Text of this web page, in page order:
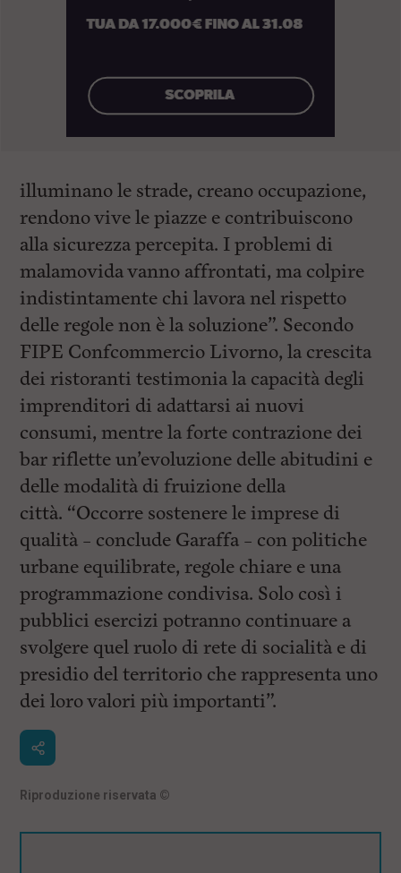
illuminano le strade, creano occupazione,
rendono vive le piazze e contribuiscono
alla sicurezza percepita. I problemi di
malamovida vanno affrontati, ma colpire
indistintamente chi lavora nel rispetto
delle regole non è la soluzione”. Secondo
FIPE Confcommercio Livorno, la crescita
dei ristoranti testimonia la capacità degli
imprenditori di adattarsi ai nuovi
consumi, mentre la forte contrazione dei
bar riflette un’evoluzione delle abitudini e
delle modalità di fruizione della
città. “Occorre sostenere le imprese di
qualità – conclude Garaffa – con politiche
urbane equilibrate, regole chiare e una
programmazione condivisa. Solo così i
pubblici esercizi potranno continuare a
svolgere quel ruolo di rete di socialità e di
presidio del territorio che rappresenta uno
dei loro valori più importanti”.
Riproduzione riservata ©